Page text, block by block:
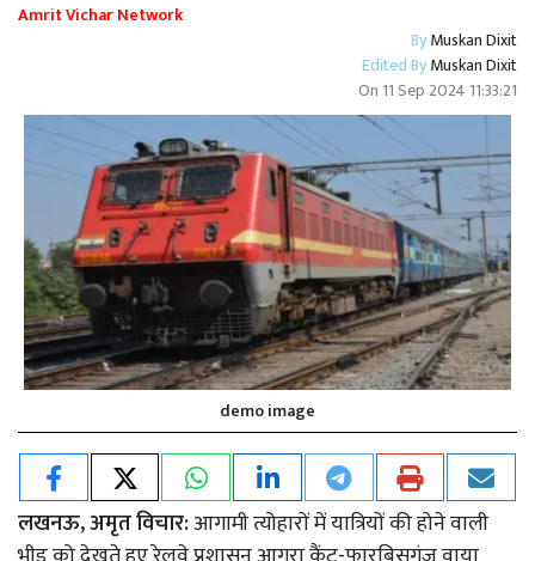
Amrit Vichar Network
ByMuskan Dixit
Edited ByMuskan Dixit
On 11 Sep 2024 11:33:21
demo image
लखनऊ, अमृत विचार:आगामी त्योहारों में यात्रियों की होने वाली